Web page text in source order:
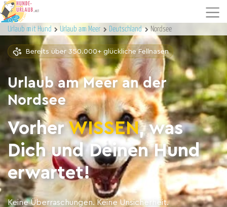
Urlaub mit Hund Urlaub am Meer Deutschland Nordsee
Bereits über 350.000+ glückliche Fellnasen
Urlaub am Meer an der
Nordsee
VorherWISSEN, was
Dich und Deinen Hund
erwartet!
Keine Überraschungen. Keine Unsicherheit.